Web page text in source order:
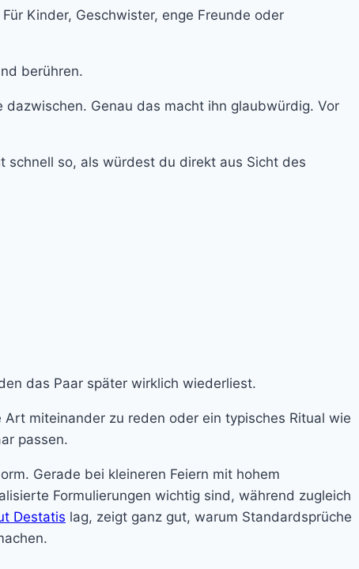
Kinder, Geschwister, enge Freunde oder
Genau das macht ihn glaubwürdig. Vor
schnell so, als würdest du direkt aus Sicht des
das Paar später wirklich wiederliest.
miteinander zu reden oder ein typisches Ritual wie
passen.
Gerade bei kleineren Feiern mit hohem
Formulierungen wichtig sind, während zugleich
Destatis lag, zeigt ganz gut, warum Standardsprüche